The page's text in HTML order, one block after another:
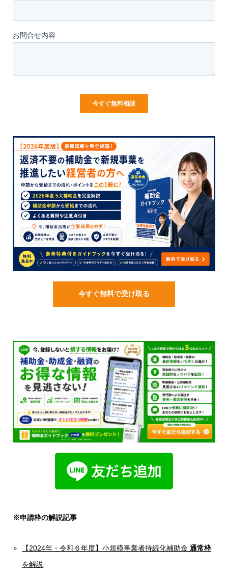
今すぐ無料で受け取る
※申請枠の解説記事
【2024年・令和６年度】小規模事業者持続化補助金通常枠
を解説